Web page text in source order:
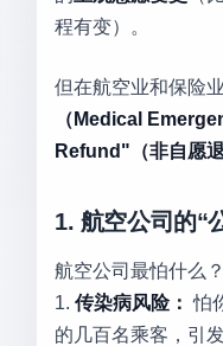
程有变）。
但在航空业和保险业
（Medical
Refund"（非自愿退
1. 航空公司的“
航空公司最怕什么？
1.传染病风险： 怕
的几百名乘客，引